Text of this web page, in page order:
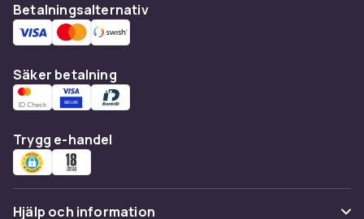
smycken och böcker som annars är svåra att
slå in.
dekorationspapper och stötdämpande
skumplast för att skydda och presentera
presentationen ett professionellt och
genomtänkt uttryck.
Rosetter, band och dekorativa
Betalningsalternativ
Säker betalning
Trygg e-handel
Hjälp och information